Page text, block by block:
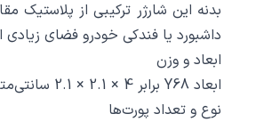
بدنه این شارژر ترکیبی از
داشبورد یا فندکی خودرو فضای
ابعاد و وزن
ابعاد Y68 برابر 4 × 2.1 × 2.1 سانتی‌متر و وزن آن حدود 18 گرم است. این ابعاد کوچک، حمل و جاگذاری شارژر را آسان کرده و با انواع خودروها سازگار است.
نوع و تعداد پورت‌ها